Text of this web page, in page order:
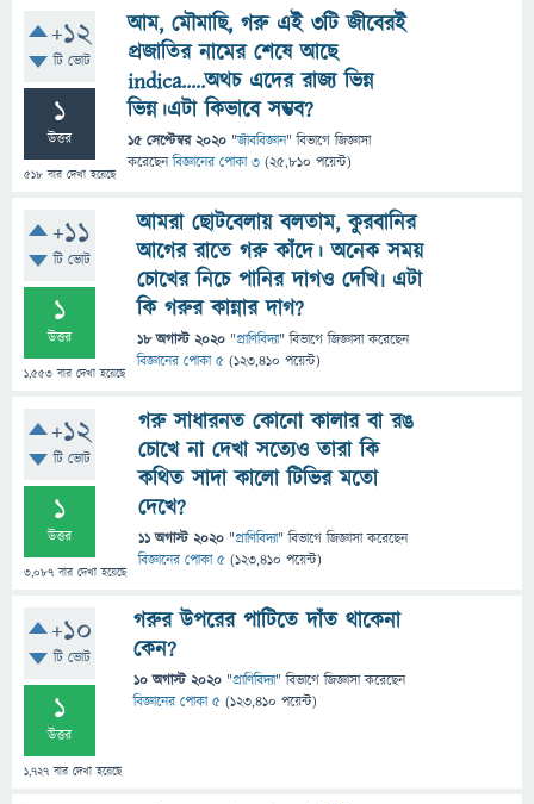
+12
টি ভোট
1
উত্তর
518 বার দেখা হয়েছে
আম, মৌমাছি, গরু এই ৩টি জীবেরই
প্রজাতির নামের শেষে আছে
indica.....অথচ এদের রাজ্য ভিন্ন
ভিন্ন।এটা কিভাবে সম্ভব?
15 সেপ্টেম্বর 2020 "জীববিজ্ঞান" বিভাগে জিজ্ঞাসা
করেছেনবিজ্ঞানের পোকা ৩ (25,810 পয়েন্ট)
+11
টি ভোট
1
উত্তর
1,553 বার দেখা হয়েছে
আমরা ছোটবেলায় বলতাম, কুরবানির
আগের রাতে গরু কাঁদে। অনেক সময়
চোখের নিচে পানির দাগও দেখি৷ এটা
কি গরুর কান্নার দাগ?
18 অগাস্ট 2020 "প্রাণিবিদ্যা" বিভাগে জিজ্ঞাসাকরেছেন
বিজ্ঞানের পোকা ৫ (123,410 পয়েন্ট)
+12
টি ভোট
1
উত্তর
3,087 বার দেখা হয়েছে
গরু সাধারনত কোনো কালার বা রঙ
চোখে না দেখা সত্যেও তারা কি
কথিত সাদা কালো টিভির মতো
দেখে?
11 অগাস্ট 2020 "প্রাণিবিদ্যা" বিভাগে জিজ্ঞাসাকরেছেন
বিজ্ঞানের পোকা ৫ (123,410 পয়েন্ট)
+10
টি ভোট
1
উত্তর
1,727 বার দেখা হয়েছে
গরুর উপরের পাটিতে দাঁত থাকেনা
কেন?
10 অগাস্ট 2020 "প্রাণিবিদ্যা" বিভাগে জিজ্ঞাসাকরেছেন
বিজ্ঞানের পোকা ৫ (123,410 পয়েন্ট)